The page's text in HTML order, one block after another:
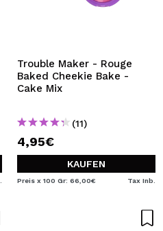
Trouble Maker - Rouge
Baked Cheekie Bake -
Cake Mix
(11)
4,95€
KAUFEN
Preis x 100 Gr: 66,00€ Tax Inb.